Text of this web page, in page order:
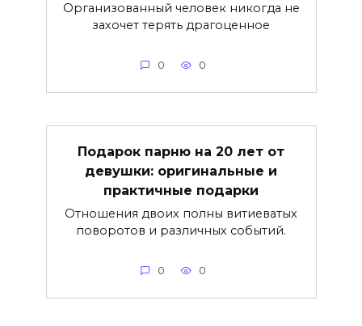
Организованный человек никогда не
захочет терять драгоценное
0 0
Подарок парню на 20 лет от
девушки: оригинальные и
практичные подарки
Отношения двоих полны витиеватых
поворотов и различных событий.
0 0